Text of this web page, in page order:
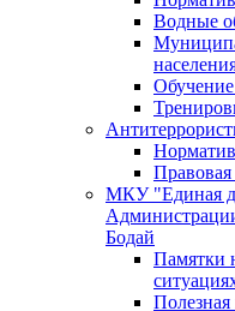
Водные
Правовая
МКУ "Единая
Бодай
Памятки